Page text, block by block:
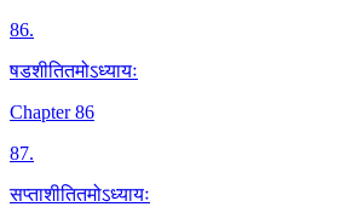
86.
षडशीतितमोऽध्यायः
Chapter 86
87.
सप्ताशीतितमोऽध्यायः